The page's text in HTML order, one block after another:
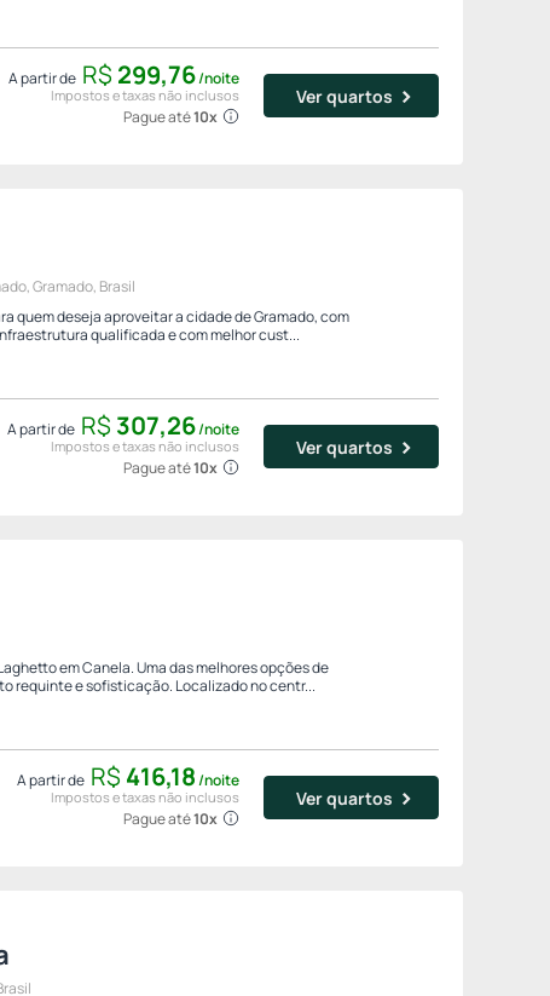
A partir de R$ 299,76/noite
Impostos e taxas não inclusos
Pague até10x
Ver quartos
Gramado, Brasil
quem deseja aproveitar a cidade de Gramado, com
qualificada e com melhor cust...
A partir de R$ 307,26/noite
Impostos e taxas não inclusos
Pague até10x
Ver quartos
em Canela. Uma das melhores opções de
requinte e sofisticação. Localizado no centr...
A partir de R$ 416,18/noite
Impostos e taxas não inclusos
Pague até10x
Ver quartos